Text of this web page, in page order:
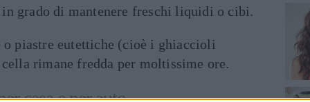
grado di mantenere freschi liquidi o cibi.
o piastre eutettiche (cioè i ghiaccioli
rimane fredda per moltissime ore.